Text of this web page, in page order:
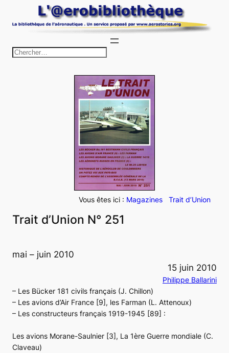
au
c
h
e
r
c
h
e
r
Vous êtes ici : Magazines Trait d’Union
Trait d’Union N° 251
mai – juin 2010
15 juin 2010
Philippe Ballarini
– Les Bücker 181 civils français (J. Chillon)
– Les avions d’Air France [9], les Farman (L. Attenoux)
– Les constructeurs français 1919-1945 [89] :
Les avions Morane-Saulnier [3], La 1ère Guerre mondiale (C.
Claveau)